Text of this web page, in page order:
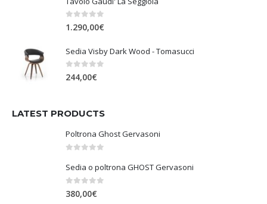
0 Su 5
1.290,00€
Sedia Visby Dark Wood - Tomasucci
0Su 5
244,00€
LATEST PRODUCTS
Poltrona Ghost Gervasoni
Sedia o poltrona GHOST Gervasoni
0Su 5
380,00€